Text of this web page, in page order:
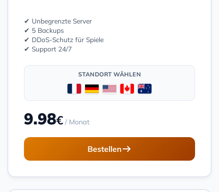
✔ Unbegrenzte Server
✔ 5 Backups
✔ DDoS-Schutz für Spiele
✔ Support 24/7
STANDORT WÄHLEN
9.98€ / Monat
Bestellen